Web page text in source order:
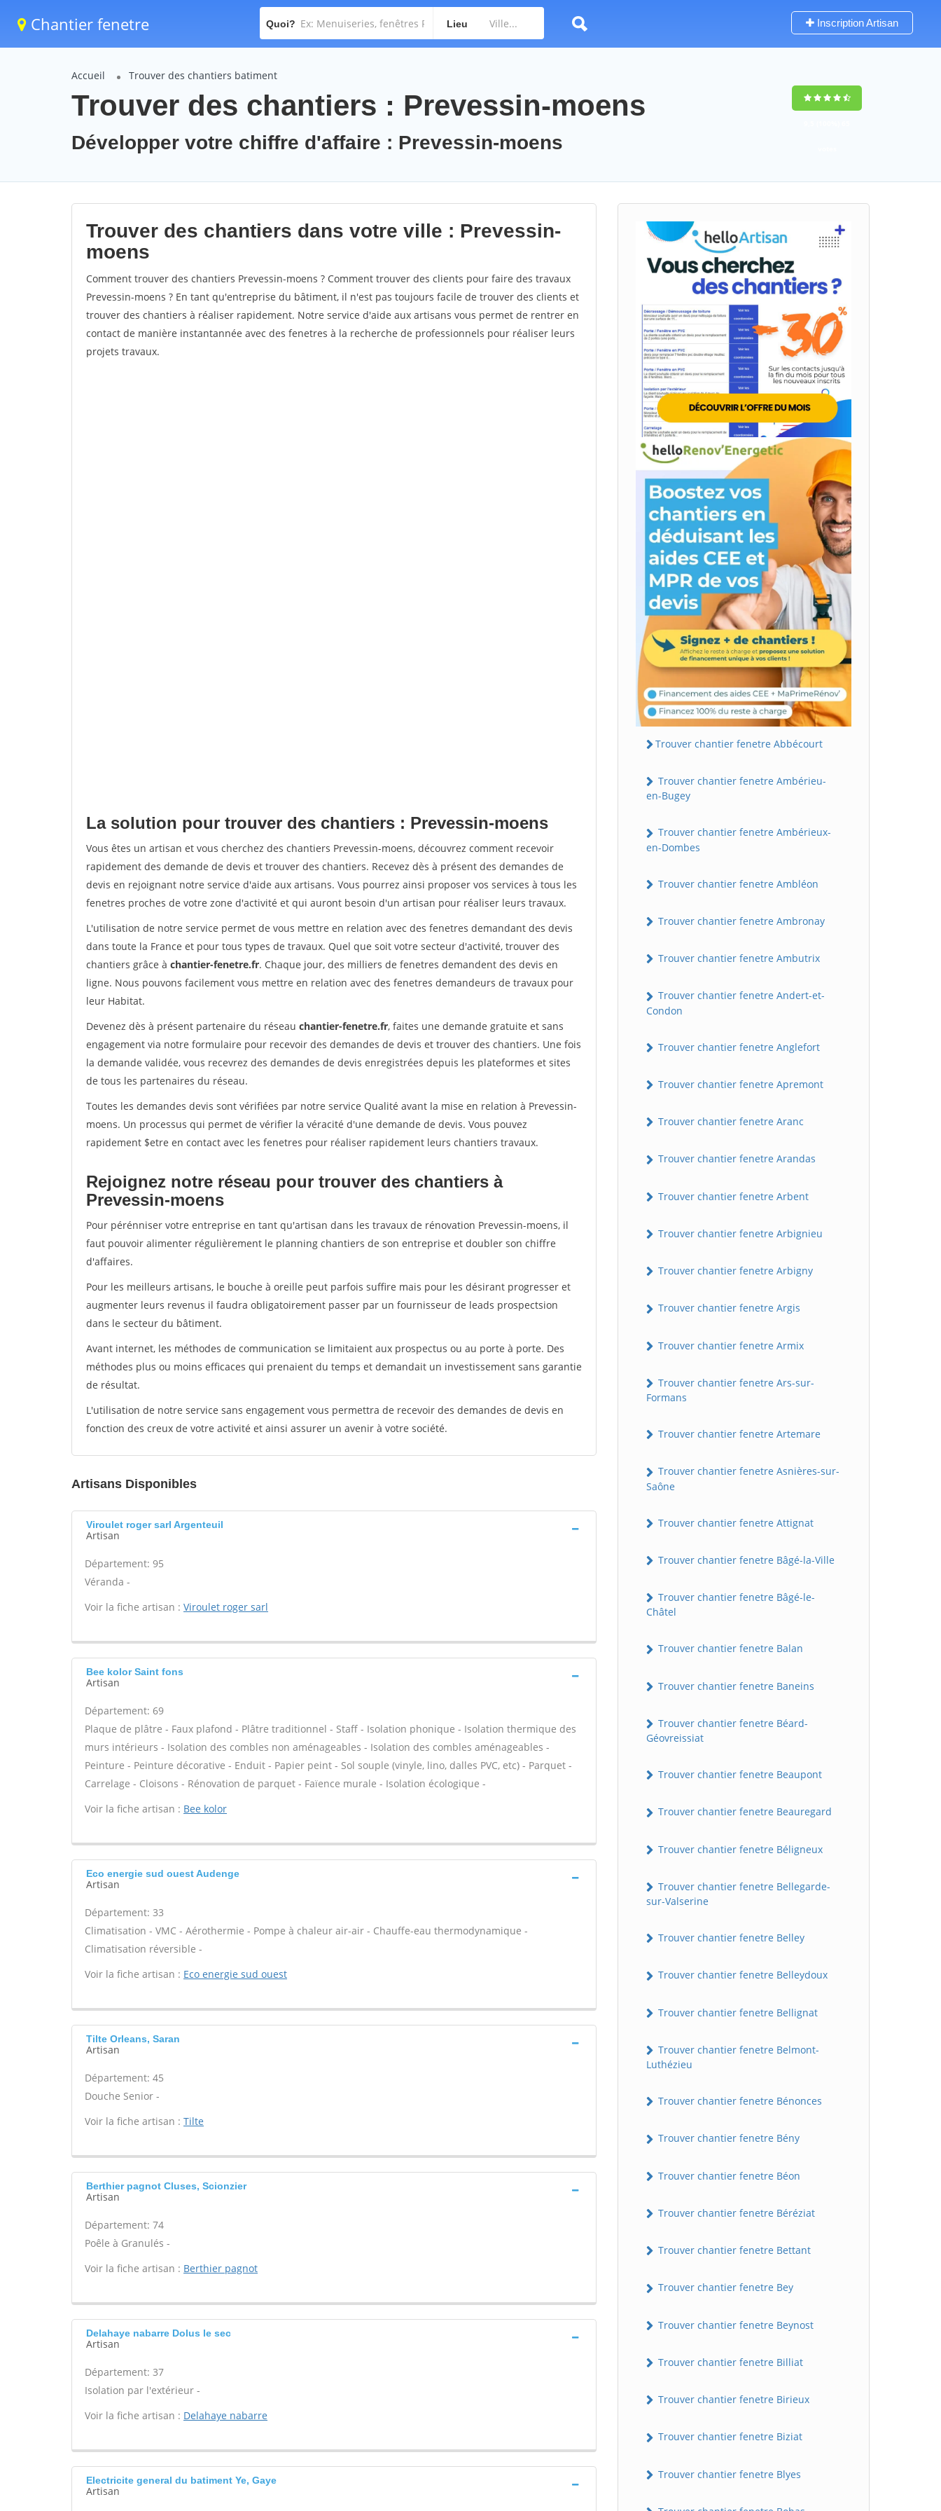
Chantier fenetre Quoi? Lieu Inscription Artisan
Accueil Trouver des chantiers batiment
Trouver des chantiers : Prevessin-moens
Développer votre chiffre d'affaire : Prevessin-moens
Trouver des chantiers dans votre ville : Prevessin-
moens
Comment trouver des chantiers Prevessin-moens ? Comment trouver des clients pour faire des travaux
Prevessin-moens ? En tant qu'entreprise du bâtiment, il n'est pas toujours facile de trouver des clients et
trouver des chantiers à réaliser rapidement. Notre service d'aide aux artisans vous permet de rentrer en
contact de manière instantannée avec des fenetres à la recherche de professionnels pour réaliser leurs
projets travaux.
La solution pour trouver des chantiers : Prevessin-moens
Vous êtes un artisan et vous cherchez des chantiers Prevessin-moens, découvrez comment recevoir
rapidement des demande de devis et trouver des chantiers. Recevez dès à présent des demandes de
devis en rejoignant notre service d'aide aux artisans. Vous pourrez ainsi proposer vos services à tous les
fenetres proches de votre zone d'activité et qui auront besoin d'un artisan pour réaliser leurs travaux.
L'utilisation de notre service permet de vous mettre en relation avec des fenetres demandant des devis
dans toute la France et pour tous types de travaux. Quel que soit votre secteur d'activité, trouver des
chantiers grâce à chantier-fenetre.fr. Chaque jour, des milliers de fenetres demandent des devis en
ligne. Nous pouvons facilement vous mettre en relation avec des fenetres demandeurs de travaux pour
leur Habitat.
Devenez dès à présent partenaire du réseau chantier-fenetre.fr, faites une demande gratuite et sans
engagement via notre formulaire pour recevoir des demandes de devis et trouver des chantiers. Une fois
la demande validée, vous recevrez des demandes de devis enregistrées depuis les plateformes et sites
de tous les partenaires du réseau.
Toutes les demandes devis sont vérifiées par notre service Qualité avant la mise en relation à Prevessin-
moens. Un processus qui permet de vérifier la véracité d'une demande de devis. Vous pouvez
rapidement $etre en contact avec les fenetres pour réaliser rapidement leurs chantiers travaux.
Rejoignez notre réseau pour trouver des chantiers à
Prevessin-moens
Pour pérénniser votre entreprise en tant qu'artisan dans les travaux de rénovation Prevessin-moens, il
faut pouvoir alimenter régulièrement le planning chantiers de son entreprise et doubler son chiffre
d'affaires.
Pour les meilleurs artisans, le bouche à oreille peut parfois suffire mais pour les désirant progresser et
augmenter leurs revenus il faudra obligatoirement passer par un fournisseur de leads prospectsion
dans le secteur du bâtiment.
Avant internet, les méthodes de communication se limitaient aux prospectus ou au porte à porte. Des
méthodes plus ou moins efficaces qui prenaient du temps et demandait un investissement sans garantie
de résultat.
L'utilisation de notre service sans engagement vous permettra de recevoir des demandes de devis en
fonction des creux de votre activité et ainsi assurer un avenir à votre société.
Artisans Disponibles
Viroulet roger sarl Argenteuil
Artisan
Département: 95
Véranda -
Voir la fiche artisan : Viroulet roger sarl
Bee kolor Saint fons
Artisan
Département: 69
Plaque de plâtre - Faux plafond - Plâtre traditionnel - Staff - Isolation phonique - Isolation thermique des
murs intérieurs - Isolation des combles non aménageables - Isolation des combles aménageables -
Peinture - Peinture décorative - Enduit - Papier peint - Sol souple (vinyle, lino, dalles PVC, etc) - Parquet -
Carrelage - Cloisons - Rénovation de parquet - Faïence murale - Isolation écologique -
Voir la fiche artisan : Bee kolor
Eco energie sud ouest Audenge
Artisan
Département: 33
Climatisation - VMC - Aérothermie - Pompe à chaleur air-air - Chauffe-eau thermodynamique -
Climatisation réversible -
Voir la fiche artisan : Eco energie sud ouest
Tilte Orleans, Saran
Artisan
Département: 45
Douche Senior -
Voir la fiche artisan : Tilte
Berthier pagnot Cluses, Scionzier
Artisan
Département: 74
Poêle à Granulés -
Voir la fiche artisan : Berthier pagnot
Delahaye nabarre Dolus le sec
Artisan
Département: 37
Isolation par l'extérieur -
Voir la fiche artisan : Delahaye nabarre
Electricite general du batiment Ye, Gaye
Artisan
Trouver chantier fenetre Abbécourt
Trouver chantier fenetre Ambérieu-
en-Bugey
Trouver chantier fenetre Ambérieux-
en-Dombes
Trouver chantier fenetre Ambléon
Trouver chantier fenetre Ambronay
Trouver chantier fenetre Ambutrix
Trouver chantier fenetre Andert-et-
Condon
Trouver chantier fenetre Anglefort
Trouver chantier fenetre Apremont
Trouver chantier fenetre Aranc
Trouver chantier fenetre Arandas
Trouver chantier fenetre Arbent
Trouver chantier fenetre Arbignieu
Trouver chantier fenetre Arbigny
Trouver chantier fenetre Argis
Trouver chantier fenetre Armix
Trouver chantier fenetre Ars-sur-
Formans
Trouver chantier fenetre Artemare
Trouver chantier fenetre Asnières-sur-
Saône
Trouver chantier fenetre Attignat
Trouver chantier fenetre Bâgé-la-Ville
Trouver chantier fenetre Bâgé-le-
Châtel
Trouver chantier fenetre Balan
Trouver chantier fenetre Baneins
Trouver chantier fenetre Béard-
Géovreissiat
Trouver chantier fenetre Beaupont
Trouver chantier fenetre Beauregard
Trouver chantier fenetre Béligneux
Trouver chantier fenetre Bellegarde-
sur-Valserine
Trouver chantier fenetre Belley
Trouver chantier fenetre Belleydoux
Trouver chantier fenetre Bellignat
Trouver chantier fenetre Belmont-
Luthézieu
Trouver chantier fenetre Bénonces
Trouver chantier fenetre Bény
Trouver chantier fenetre Béon
Trouver chantier fenetre Béréziat
Trouver chantier fenetre Bettant
Trouver chantier fenetre Bey
Trouver chantier fenetre Beynost
Trouver chantier fenetre Billiat
Trouver chantier fenetre Birieux
Trouver chantier fenetre Biziat
Trouver chantier fenetre Blyes